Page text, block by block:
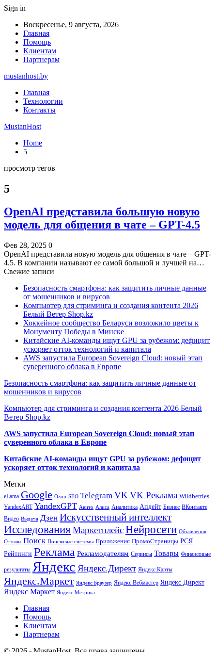
Sign in
Воскресенье, 9 августа, 2026
Главная
Помощь
Клиентам
Партнерам
mustanhost.by
Главная
Технологии
Контакты
MustanHost
Home
5
просмотр тегов
5
OpenAI представила большую новую
модель для общения в чате – GPT-4.5
Фев 28, 2025 0
OpenAI представила новую модель для общения в чате – GPT-
4.5. В компании называют ее самой большой и лучшей на…
Свежие записи
Безопасность смартфона: как защитить личные данные
от мошенников и вирусов
Компьютер для стриминга и создания контента 2026
Белый Ветер Shop.kz
Хоккейное сообщество Беларуси возложило цветы к
Монументу Победы в Минске
Китайские AI-команды ищут GPU за рубежом: дефицит
ускоряет отток технологий и капитала
AWS запустила European Sovereign Cloud: новый этап
суверенного облака в Европе
Безопасность смартфона: как защитить личные данные от
мошенников и вирусов
Компьютер для стриминга и создания контента 2026 Белый
Ветер Shop.kz
AWS запустила European Sovereign Cloud: новый этап
суверенного облака в Европе
Китайские AI-команды ищут GPU за рубежом: дефицит
ускоряет отток технологий и капитала
Метки
eLama Google Ozon SEO Telegram VK VK Реклама Wildberries
YandexART YandexGPT Авито Алиса Аналитика Апдейт Бизнес ВКонтакте
Видео Выдача Дзен Искусственный интеллект
Исследования МаркетплейсНейросети Объявления
Отзывы Поиск Поисковые системы Приложения ПромоСтраницы РСЯ
Рейтинги Реклама Рекламодателям Сервисы Товары Финансовые
результаты Яндекс Яндекс.Директ Яндекс.Карты
Яндекс.Маркет Яндекс Браузер Яндекс Вебмастер Яндекс Директ
Яндекс Маркет Яндекс Метрика
Главная
Помощь
Клиентам
Партнерам